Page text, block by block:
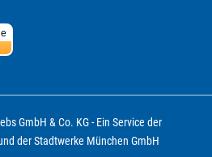
GmbH & Co. KG - Ein Service der
der Stadtwerke München GmbH